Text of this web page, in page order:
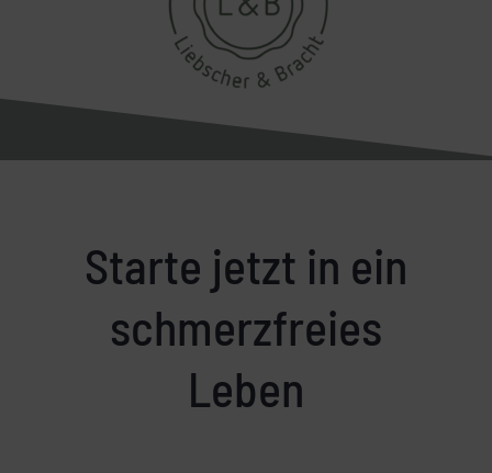
Starte jetzt in ein
schmerzfreies
Leben